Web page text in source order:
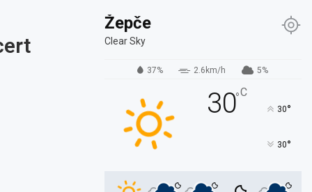
Žepče
Clear Sky
37% 2.6km/h 5%
30°C
30°
30°